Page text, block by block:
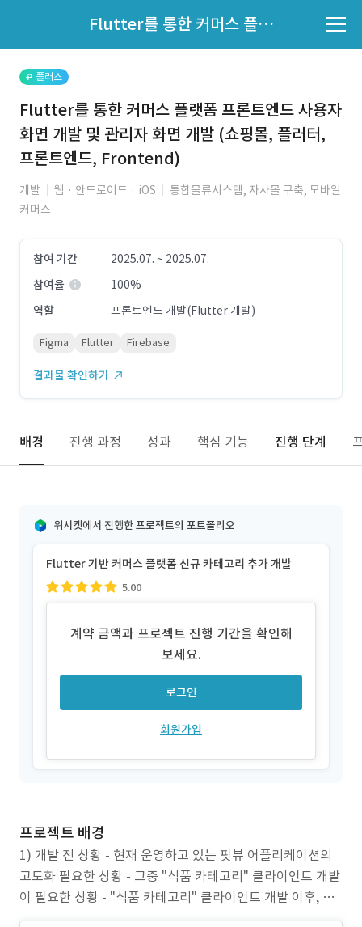
Flutter를 통한 커머스 플랫폼 프론트엔드 사용자 화면 개발 및 관리자 화면 개발 (쇼핑몰, 플러터, 프론트엔드, Frontend)
지원자 목록 바로가기
플러스
Flutter를 통한 커머스 플랫폼 프론트엔드 사용자
화면 개발 및 관리자 화면 개발 (쇼핑몰, 플러터,
프론트엔드, Frontend)
개발 웹 · 안드로이드 · iOS
통합물류시스템, 자사몰 구축, 모바일
커머스
참여 기간
2025.07. ~ 2025.07.
참여율
100%
역할
프론트엔드 개발(Flutter 개발)
Figma Flutter Firebase
결과물 확인하기
배경 진행 과정 성과 핵심 기능 진행 단계
위시켓에서 진행한 프로젝트의 포트폴리오
Flutter 기반 커머스 플랫폼 신규 카테고리 추가 개발
5.00
계약 금액과 프로젝트 진행 기간을 확인해
보세요.
로그인
회원가입
프로젝트 배경
1) 개발 전 상황 - 현재 운영하고 있는 핏뷰 어플리케이션의
고도화 필요한 상황 - 그중 "식품 카테고리" 클라이언트 개발
이 필요한 상황 - "식품 카테고리" 클라이언트 개발 이후, AP
I 연동 작업 필요 - "식품 카테고리" 서버 및 DB 연동 작업 필